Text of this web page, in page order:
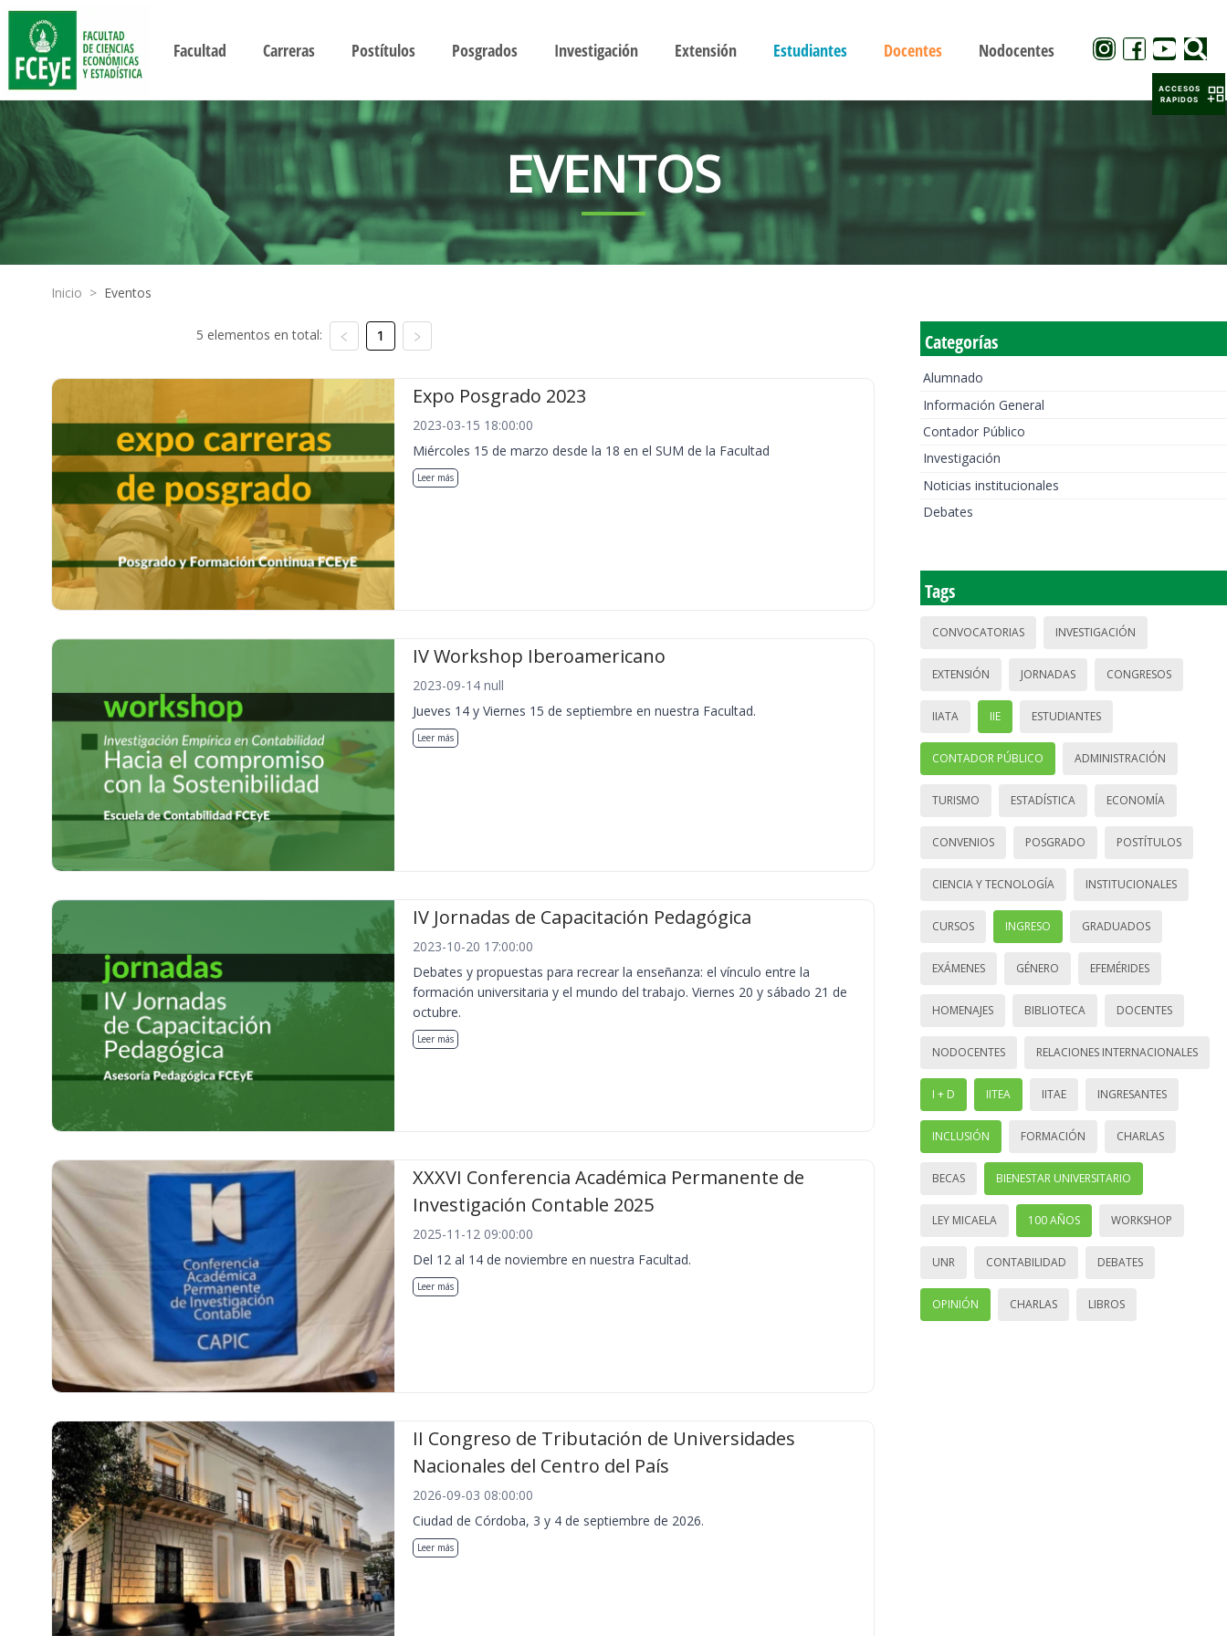
Facultad Carreras Postítulos Posgrados Investigación Extensión Estudiantes Docentes Nodocentes
EVENTOS
Inicio > Eventos
5 elementos en total: 1
Expo Posgrado 2023
2023-03-15 18:00:00
Miércoles 15 de marzo desde la 18 en el SUM de la Facultad
Leer más
IV Workshop Iberoamericano
2023-09-14 null
Jueves 14 y Viernes 15 de septiembre en nuestra Facultad.
Leer más
IV Jornadas de Capacitación Pedagógica
2023-10-20 17:00:00
Debates y propuestas para recrear la enseñanza: el vínculo entre la
formación universitaria y el mundo del trabajo. Viernes 20 y sábado 21 de
octubre.
Leer más
XXXVI Conferencia Académica Permanente de
Investigación Contable 2025
2025-11-12 09:00:00
Del 12 al 14 de noviembre en nuestra Facultad.
Leer más
II Congreso de Tributación de Universidades
Nacionales del Centro del País
2026-09-03 08:00:00
Ciudad de Córdoba, 3 y 4 de septiembre de 2026.
Leer más
Categorías
Alumnado
Información General
Contador Público
Investigación
Noticias institucionales
Debates
Tags
CONVOCATORIAS INVESTIGACIÓN
EXTENSIÓN JORNADAS CONGRESOS
IIATA IIE ESTUDIANTES
CONTADOR PÚBLICO ADMINISTRACIÓN
TURISMO ESTADÍSTICA ECONOMÍA
CONVENIOS POSGRADO POSTÍTULOS
CIENCIA Y TECNOLOGÍA INSTITUCIONALES
CURSOS INGRESO GRADUADOS
EXÁMENES GÉNERO EFEMÉRIDES
HOMENAJES BIBLIOTECA DOCENTES
NODOCENTES RELACIONES INTERNACIONALES
I + D IITEA IITAE INGRESANTES
INCLUSIÓN FORMACIÓN CHARLAS
BECAS BIENESTAR UNIVERSITARIO
LEY MICAELA 100 AÑOS WORKSHOP
UNR CONTABILIDAD DEBATES
OPINIÓN CHARLAS LIBROS
ACCESOS
RAPIDOS